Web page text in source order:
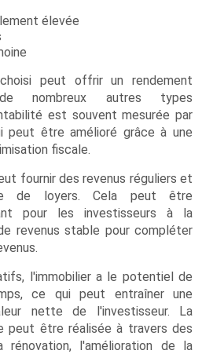
élevée
peut offrir un rendement
nombreux autres types
est souvent mesurée par
peut être amélioré grâce à une
fiscale.
fournir des revenus réguliers et
de loyers. Cela peut être
pour les investisseurs à la
revenus stable pour compléter
l'immobilier a le potentiel de
ce qui peut entraîner une
nette de l'investisseur. La
peut être réalisée à travers des
l'amélioration de la